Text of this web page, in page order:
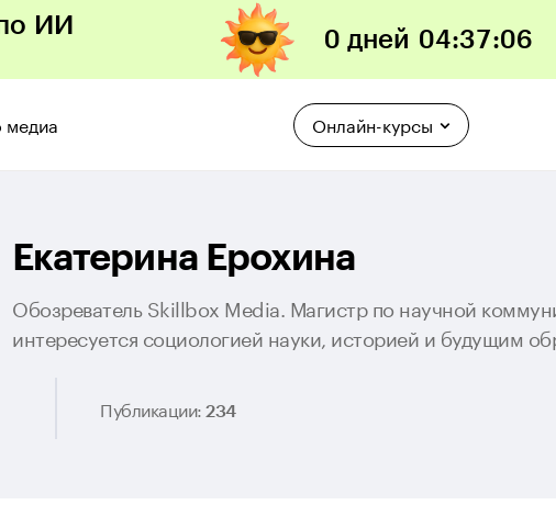
ИИ
0 дней 04:37:06
Онлайн-курсы
Екатерина Ерохина
Обозреватель Skillbox Media. Магистр по научной
интересуется социологией науки, историей и будущим
Публикации: 234